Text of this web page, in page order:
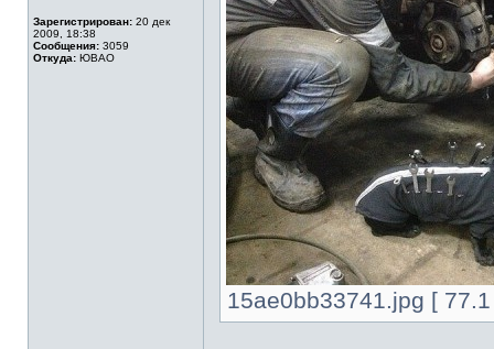
Зарегистрирован: 20 дек
2009, 18:38
Сообщения: 3059
Откуда: ЮВАО
15ae0bb33741.jpg [